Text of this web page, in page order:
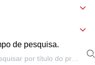
de pesquisa.